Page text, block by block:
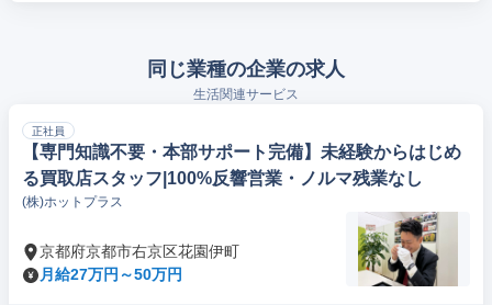
同じ業種の企業の求人
生活関連サービス
正社員
【専門知識不要・本部サポート完備】未経験からはじめ
る買取店スタッフ|100%反響営業・ノルマ残業なし
(株)ホットプラス
京都府京都市右京区花園伊町
月給27万円～50万円